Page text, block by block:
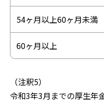
54ヶ月以上60ヶ月未満
60ヶ月以上
（注釈5）
令和3年3月までの厚生年